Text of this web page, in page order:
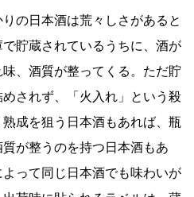
の日本酒は荒々しさがあると
貯蔵されているうちに、酒が
、酒質が整ってくる。ただ貯
されず、「火入れ」という殺
成を狙う日本酒もあれば、瓶
が整うのを持つ日本酒もあ
って同じ日本酒でも味わいが